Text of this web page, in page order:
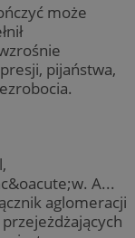
może
pijaństwa,
A...
aglomeracji